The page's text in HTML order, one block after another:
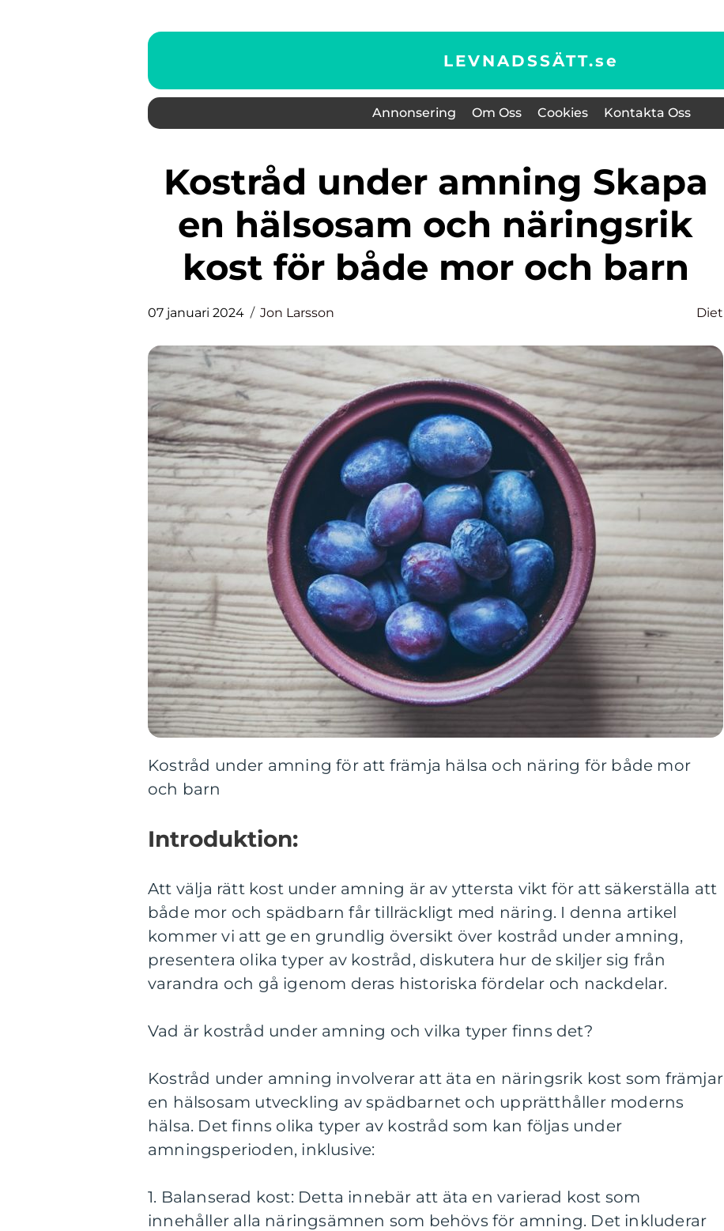
LEVNADSSÄTT.se
Annonsering Om Oss Cookies Kontakta Oss
Kostråd under amning Skapa
en hälsosam och näringsrik
kost för både mor och barn
07 januari 2024 Jon Larsson Diet
Kostråd under amning för att främja hälsa och näring för både mor
och barn
Introduktion:
Att välja rätt kost under amning är av yttersta vikt för att säkerställa att
både mor och spädbarn får tillräckligt med näring. I denna artikel
kommer vi att ge en grundlig översikt över kostråd under amning,
presentera olika typer av kostråd, diskutera hur de skiljer sig från
varandra och gå igenom deras historiska fördelar och nackdelar.
Vad är kostråd under amning och vilka typer finns det?
Kostråd under amning involverar att äta en näringsrik kost som främjar
en hälsosam utveckling av spädbarnet och upprätthåller moderns
hälsa. Det finns olika typer av kostråd som kan följas under
amningsperioden, inklusive:
1. Balanserad kost: Detta innebär att äta en varierad kost som
innehåller alla näringsämnen som behövs för amning. Det inkluderar